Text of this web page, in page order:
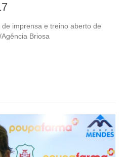
imprensa e treino aberto de
Briosa